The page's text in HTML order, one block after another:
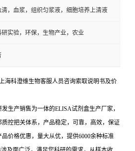
清，血浆，组织匀浆液，细胞培养上清液
研实验，环保，生物产业，农业
海科澄维生物客服人员咨询索取说明书及价
发生产销售为一体的ELISA试剂盒生产厂家，
控把关体系，产品稳定，可靠，高效，保证
价格优惠，量大从优，提供6000余种标准